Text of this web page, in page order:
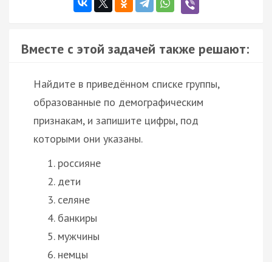
Вместе с этой задачей также решают:
Найдите в приведённом списке группы,
образованные по демографическим
признакам, и запишите цифры, под
которыми они указаны.
россияне
дети
селяне
банкиры
мужчины
немцы